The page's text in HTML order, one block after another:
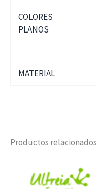
COLORES
PLANOS
MATERIAL
Productos relacionados